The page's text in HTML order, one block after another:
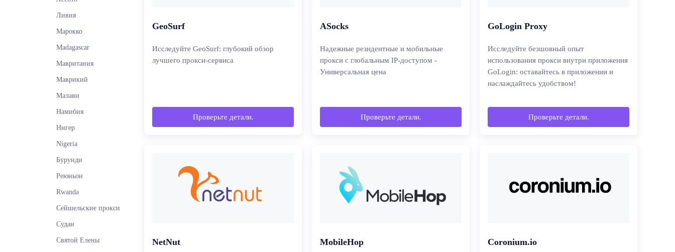
Ливия
Марокко
Madagascar
Мавритания
Маврикий
Малави
Намибия
Нигер
Nigeria
Бурунди
Реюньон
Rwanda
Сейшельские прокси
Судан
Святой Елены
GeoSurf
Исследуйте GeoSurf: глубокий обзор
лучшего прокси-сервиса
Проверьте детали.
ASocks
Надежные резидентные и мобильные
прокси с глобальным IP-доступом -
Универсальная цена
Проверьте детали.
GoLogin Proxy
Исследуйте безшовный опыт
использования прокси внутри приложения
GoLogin: оставайтесь в приложении и
наслаждайтесь удобством!
Проверьте детали.
NetNut MobileHop Coronium.io